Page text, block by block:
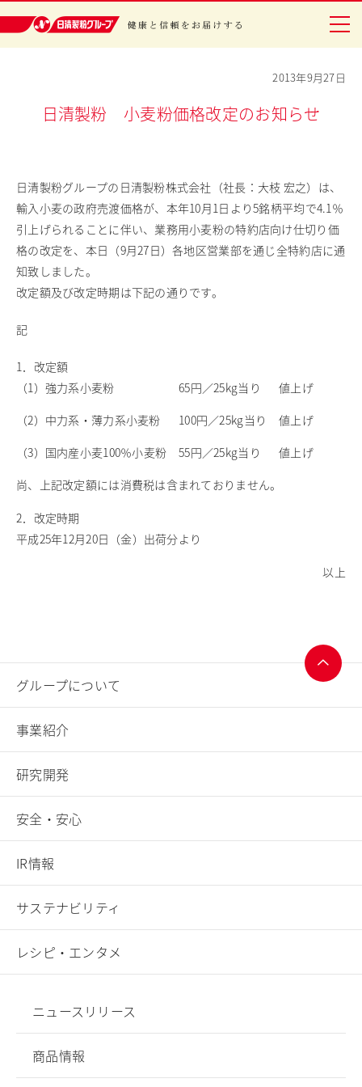
日清製粉グループ 健康と信頼をお届けする
商品情報
採用情報
グループについて
研究開発
安全・安心
サステナビリティ
2013年9月27日
日清製粉 小麦粉価格改定のお知らせ
日清製粉グループの日清製粉株式会社（社長：大枝 宏之）は、
輸入小麦の政府売渡価格が、本年10月1日より5銘柄平均で4.1％
引上げられることに伴い、業務用小麦粉の特約店向け仕切り価
格の改定を、本日（9月27日）各地区営業部を通じ全特約店に通
知致しました。
改定額及び改定時期は下記の通りです。
記
1．改定額
（1）強力系小麦粉
65円／25kg当り
値上げ
（2）中力系・薄力系小麦粉
100円／25kg当り
値上げ
（3）国内産小麦100％小麦粉
55円／25kg当り
値上げ
尚、上記改定額には消費税は含まれておりません。
2．改定時期
平成25年12月20日（金）出荷分より
以上
グループについて
事業紹介
研究開発
安全・安心
IR情報
サステナビリティ
レシピ・エンタメ
ニュースリリース
商品情報